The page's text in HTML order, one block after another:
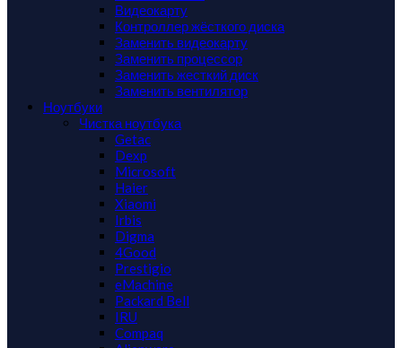
Видеокарту
Контроллер жёсткого диска
Заменить видеокарту
Заменить процессор
Заменить жесткий диск
Заменить вентилятор
Ноутбуки
Чистка ноутбука
Getac
Dexp
Microsoft
Haier
Xiaomi
Irbis
Digma
4Good
Prestigio
eMachine
Packard Bell
IRU
Compaq